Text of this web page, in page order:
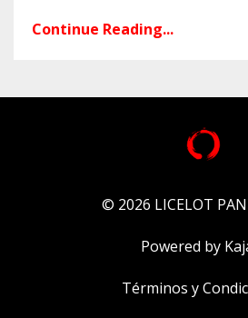
Continue Reading...
© 2026 LICELOT
Powered by
Términos y